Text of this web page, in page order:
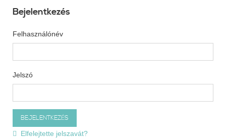
Bejelentkezés
Felhasználónév
Jelszó
Elfelejtette jelszavát?